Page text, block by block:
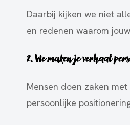
Daarbij kijken we niet
en redenen waarom
2. We maken je verhaal
Mensen doen zaken
persoonlijke